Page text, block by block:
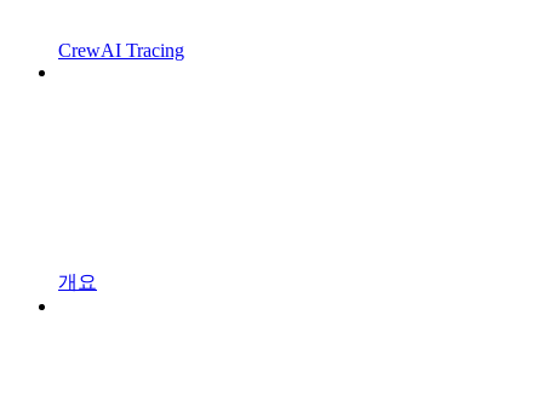
CrewAI Tracing
개요